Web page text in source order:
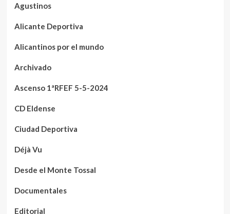
Agustinos
Alicante Deportiva
Alicantinos por el mundo
Archivado
Ascenso 1ªRFEF 5-5-2024
CD Eldense
Ciudad Deportiva
Déjà Vu
Desde el Monte Tossal
Documentales
Editorial